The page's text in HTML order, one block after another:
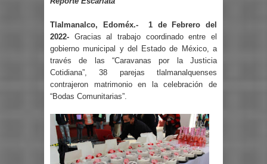
Tlalmanalco, Edoméx.-
1 de Febrero del
2022- Gracias al trabajo coordinado entre el
gobierno municipal y del Estado de México, a
través de las “Caravanas por la Justicia
Cotidiana”, 38 parejas tlalmanalquenses
contrajeron matrimonio en la celebración de
“Bodas Comunitarias”.